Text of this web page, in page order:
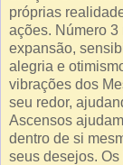
próprias
ações. Número 3
expansão,
alegria e
vibrações dos
seu redor,
Ascensos
dentro de si
seus desejos.